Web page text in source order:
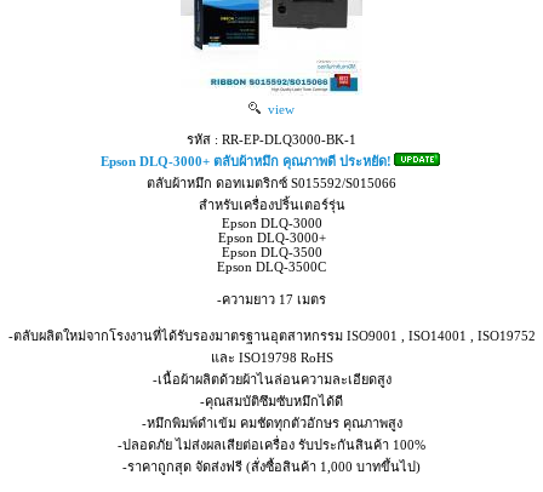
view
รหัส : RR-EP-DLQ3000-BK-1
Epson DLQ-3000+ ตลับผ้าหมึก คุณภาพดี ประหยัด!
ตลับผ้าหมึก ดอทเมตริกซ์ S015592/S015066
สำหรับเครื่องปริ้นเตอร์รุ่น
Epson DLQ-3000
Epson DLQ-3000+
Epson DLQ-3500
Epson DLQ-3500C
-ความยาว 17 เมตร
-ตลับผลิตใหม่จากโรงงานที่ได้รับรองมาตรฐานอุตสาหกรรม ISO9001 , ISO14001 , ISO19752
และ ISO19798 RoHS
-เนื้อผ้าผลิตด้วยผ้าไนล่อนความละเอียดสูง
-คุณสมบัติซึมซับหมึกได้ดี
-หมึกพิมพ์ดำเข้ม คมชัดทุกตัวอักษร คุณภาพสูง
-ปลอดภัย ไม่ส่งผลเสียต่อเครื่อง รับประกันสินค้า 100%
-ราคาถูกสุด จัดส่งฟรี (สั่งซื้อสินค้า 1,000 บาทขึ้นไป)